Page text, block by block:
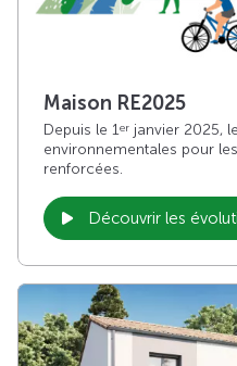
Maison RE2025
Depuis le 1er janvier 2025,
environnementales pour
renforcées.
Découvrir les